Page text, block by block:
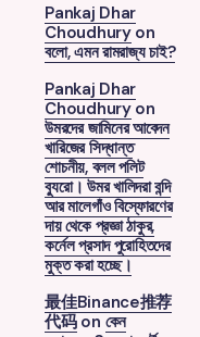
Pankaj Dhar
Choudhuryon
বলো, এমন রামরাজ্য চাই?
Pankaj Dhar
Choudhuryon
উমরদের জামিনের আবেদন
খারিজের সিদ্ধান্ত
শোচনীয়, বলল পলিট
ব্যুরো। উমর খালিদরা বন্দি
আর মালেগাঁও বিস্ফোরণের
দায় থেকে প্রজ্ঞা ঠাকুর,
কর্নেল প্রসাদ পুরোহিতদের
মুক্ত করা হচ্ছে।
最佳Binance推荐
代码on কেন